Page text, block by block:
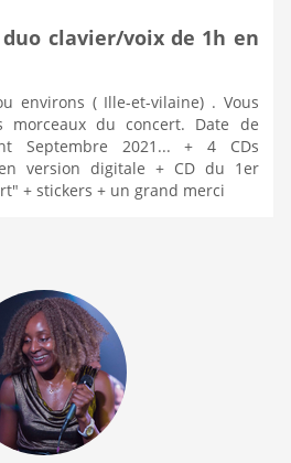
clavier/voix de 1h en
environs ( Ille-et-vilaine) . Vous
morceaux du concert. Date de
Septembre 2021... + 4 CDs
version digitale + CD du 1er
+ stickers + un grand merci